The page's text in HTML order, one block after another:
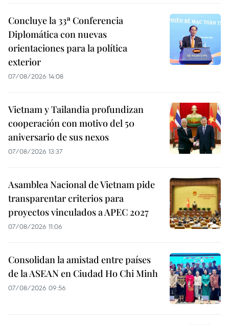
Concluye la 33ª Conferencia
Diplomática con nuevas
orientaciones para la política
exterior
07/08/2026 14:08
Vietnam y Tailandia profundizan
cooperación con motivo del 50
aniversario de sus nexos
07/08/2026 13:37
Asamblea Nacional de Vietnam pide
transparentar criterios para
proyectos vinculados a APEC 2027
07/08/2026 11:06
Consolidan la amistad entre países
de la ASEAN en Ciudad Ho Chi Minh
07/08/2026 09:56